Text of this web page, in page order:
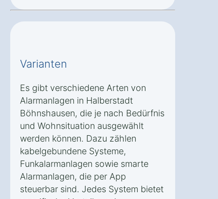
Varianten
Es gibt verschiedene Arten von
Alarmanlagen in Halberstadt
Böhnshausen, die je nach Bedürfnis
und Wohnsituation ausgewählt
werden können. Dazu zählen
kabelgebundene Systeme,
Funkalarmanlagen sowie smarte
Alarmanlagen, die per App
steuerbar sind. Jedes System bietet